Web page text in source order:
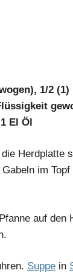
1/2
El Öl
Herdplatte
im
auf den
Suppe in